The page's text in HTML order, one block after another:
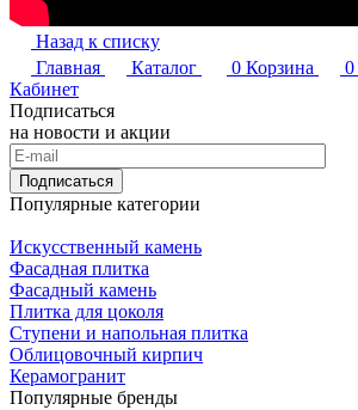
Назад к списку
Главная
Каталог 0 Корзина 0
Кабинет
Подписаться
на новости и акции
Подписаться
Популярные категории
Искусственный камень
Фасадная плитка
Фасадный камень
Плитка для цоколя
Ступени и напольная плитка
Облицовочный кирпич
Керамогранит
Популярные бренды